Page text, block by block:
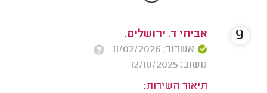
אביחי ד. ירושלים.
אשרור: 11/02/2026
משוב: 12/10/2025
תיאור השירות:
9